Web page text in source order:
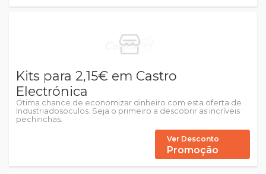
Kits para 2,15€ em Castro
Electrónica
Ótima chance de economizar dinheiro com esta oferta de
Industriadosoculos. Seja o primeiro a descobrir as incríveis
pechinchas.
Ver Desconto
Promoção